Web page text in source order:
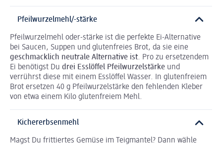
Pfeilwurzelmehl/-stärke
Pfeilwurzelmehl oder-stärke ist die perfekte Ei-Alternative
bei Saucen, Suppen und glutenfreies Brot, da sie eine
geschmacklich neutrale Alternative ist. Pro zu ersetzendem
Ei benötigst Du drei Esslöffel Pfeilwurzelstärke und
verrührst diese mit einem Esslöffel Wasser. In glutenfreiem
Brot ersetzen 40 g Pfeilwurzelstärke den fehlenden Kleber
von etwa einem Kilo glutenfreiem Mehl.
Kichererbsenmehl
Magst Du frittiertes Gemüse im Teigmantel? Dann wähle